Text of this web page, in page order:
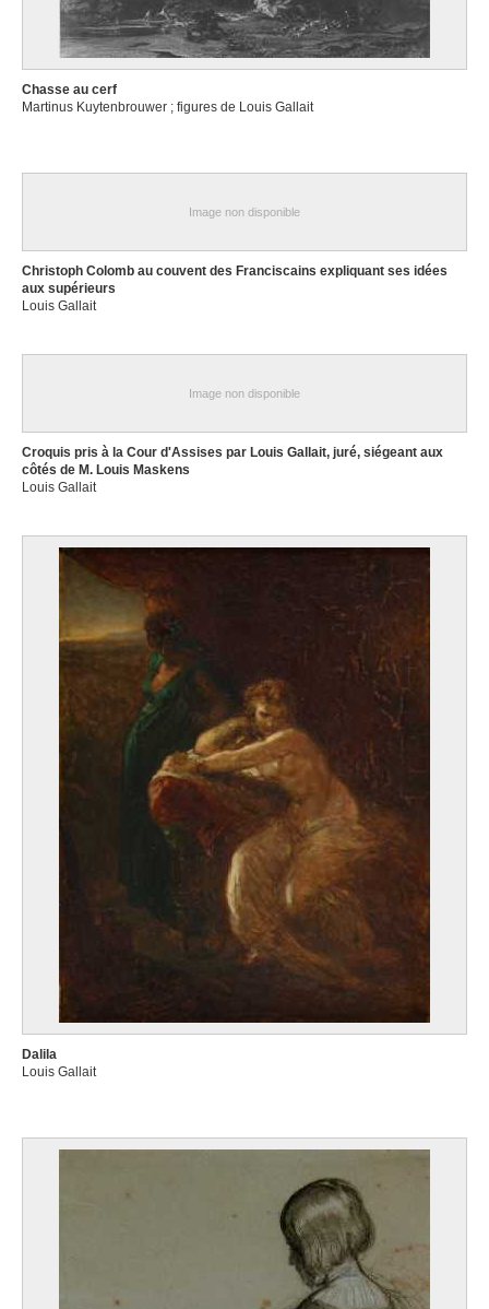
Chasse au cerf
Martinus Kuytenbrouwer ; figures de Louis Gallait
Image non disponible
Christoph Colomb au couvent des Franciscains expliquant ses idées
aux supérieurs
Louis Gallait
Image non disponible
Croquis pris à la Cour d'Assises par Louis Gallait, juré, siégeant aux
côtés de M. Louis Maskens
Louis Gallait
Dalila
Louis Gallait